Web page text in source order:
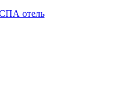
отель